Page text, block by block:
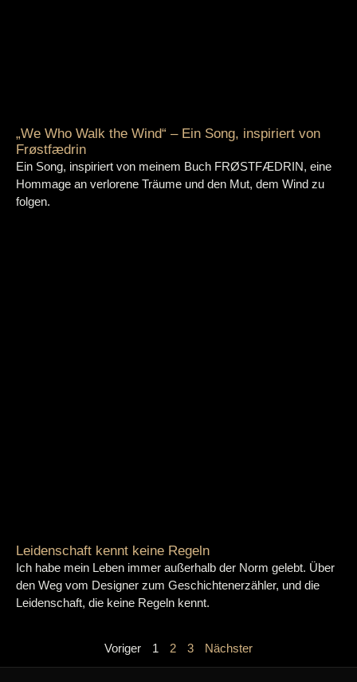
„We Who Walk the Wind“ – Ein Song, inspiriert von
Frøstfædrin
Ein Song, inspiriert von meinem Buch FRØSTFÆDRIN, eine
Hommage an verlorene Träume und den Mut, dem Wind zu
folgen.
Leidenschaft kennt keine Regeln
Ich habe mein Leben immer außerhalb der Norm gelebt. Über
den Weg vom Designer zum Geschichtenerzähler, und die
Leidenschaft, die keine Regeln kennt.
Voriger 1 2 3 Nächster